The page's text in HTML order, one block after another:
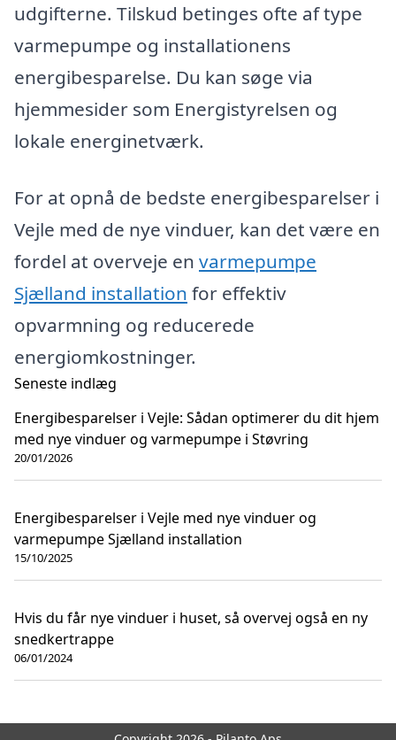
udgifterne. Tilskud betinges ofte af type
varmepumpe og installationens
energibesparelse. Du kan søge via
hjemmesider som Energistyrelsen og
lokale energinetværk.
For at opnå de bedste energibesparelser i
Vejle med de nye vinduer, kan det være en
fordel at overveje en varmepumpe
Sjælland installation for effektiv
opvarmning og reducerede
energiomkostninger.
Seneste indlæg
Energibesparelser i Vejle: Sådan optimerer du dit hjem
med nye vinduer og varmepumpe i Støvring
20/01/2026
Energibesparelser i Vejle med nye vinduer og
varmepumpe Sjælland installation
15/10/2025
Hvis du får nye vinduer i huset, så overvej også en ny
snedkertrappe
06/01/2024